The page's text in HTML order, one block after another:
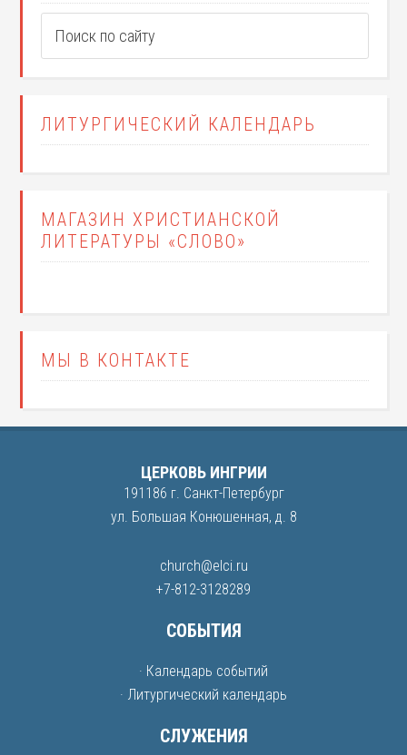
ЛИТУРГИЧЕСКИЙ КАЛЕНДАРЬ
МАГАЗИН ХРИСТИАНСКОЙ
ЛИТЕРАТУРЫ «СЛОВО»
МЫ В КОНТАКТЕ
ЦЕРКОВЬ ИНГРИИ
191186 г. Санкт-Петербург
ул. Большая Конюшенная, д. 8
church@elci.ru
+7-812-3128289
СОБЫТИЯ
· Календарь событий
· Литургический календарь
СЛУЖЕНИЯ